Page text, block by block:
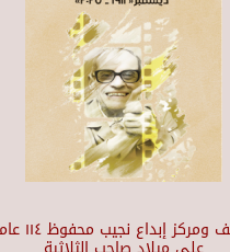
متحف ومركز إبداع